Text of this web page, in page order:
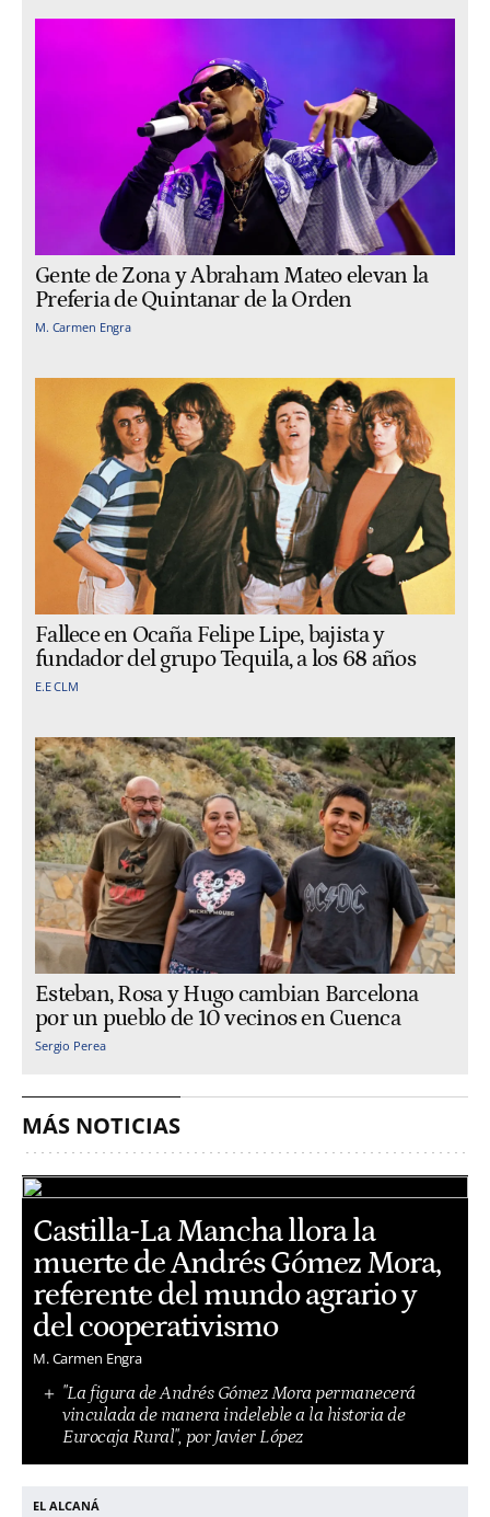
Gente de Zona y Abraham Mateo elevan la
Preferia de Quintanar de la Orden
M. Carmen Engra
Fallece en Ocaña Felipe Lipe, bajista y
fundador del grupo Tequila, a los 68 años
E.E CLM
Esteban, Rosa y Hugo cambian Barcelona
por un pueblo de 10 vecinos en Cuenca
Sergio Perea
MÁS NOTICIAS
Castilla-La Mancha llora la
muerte de Andrés Gómez Mora,
referente del mundo agrario y
del cooperativismo
M. Carmen Engra
"La figura de Andrés Gómez Mora permanecerá
vinculada de manera indeleble a la historia de
Eurocaja Rural", por Javier López
EL ALCANÁ